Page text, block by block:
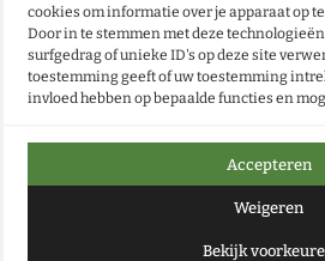
cookies om informatie over je apparaat op
Door in te stemmen met deze
surfgedrag of unieke ID's op deze site
toestemming geeft of uw toestemming
invloed hebben op bepaalde functies en
Accepteren
Weigeren
Bekijk
NU